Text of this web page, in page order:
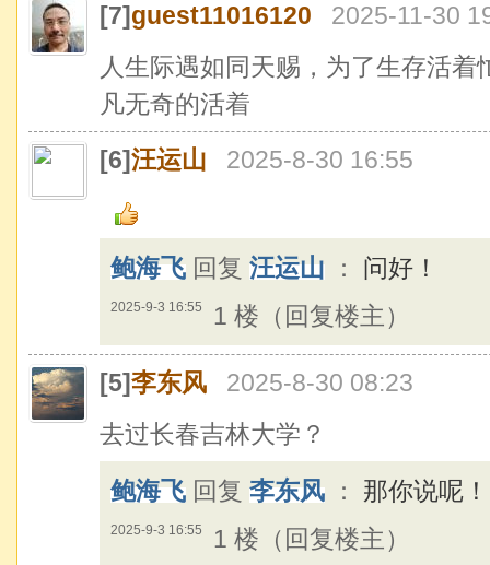
[7]guest11016120
2025-11-30
人生际遇如同天赐，为了生存活
凡无奇的活着
[6]汪运山 2025-8-30 16:55
鲍海飞 回复 汪运山 ： 问好！
2025-9-3 16:55 1 楼（回复楼主）
[5]李东风
2025-8-30 08:23
去过长春吉林大学？
鲍海飞 回复 李东风 ： 那你说呢
2025-9-3 16:55 1 楼（回复楼主）